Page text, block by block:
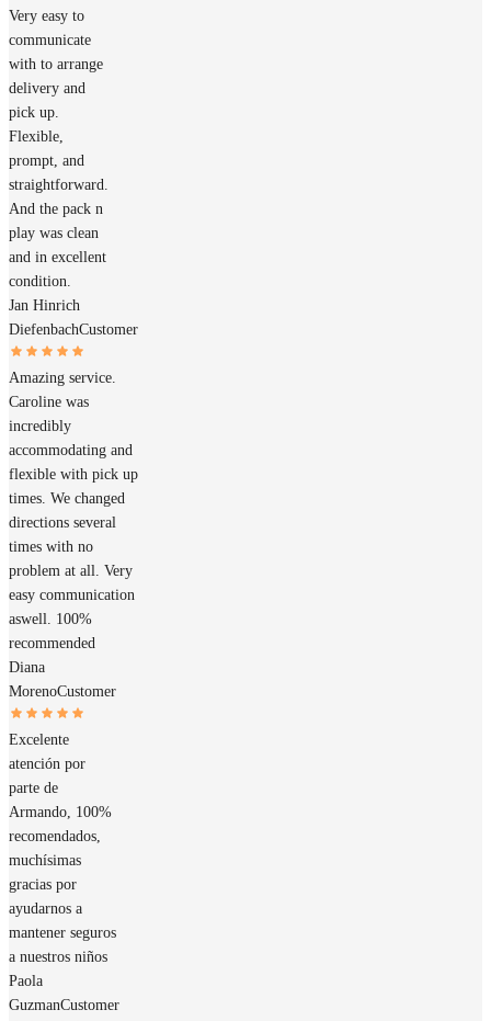
Very easy to
communicate
with to arrange
delivery and
pick up.
Flexible,
prompt, and
straightforward.
And the pack n
play was clean
and in excellent
condition.
Jan Hinrich
DiefenbachCustomer
Amazing service.
Caroline was
incredibly
accommodating and
flexible with pick up
times. We changed
directions several
times with no
problem at all. Very
easy communication
aswell. 100%
recommended
Diana
MorenoCustomer
Excelente
atención por
parte de
Armando, 100%
recomendados,
muchísimas
gracias por
ayudarnos a
mantener seguros
a nuestros niños
Paola
GuzmanCustomer